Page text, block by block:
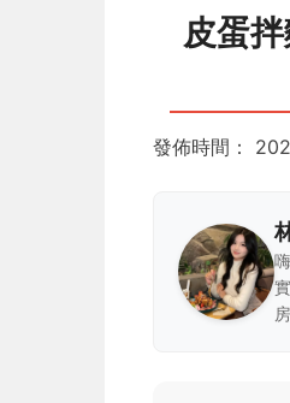
皮蛋
發佈時間：